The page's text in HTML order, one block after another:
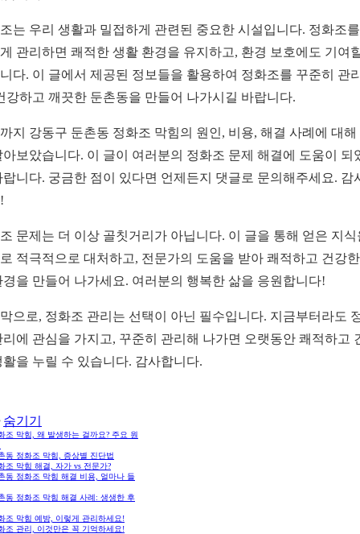
는 우리 생활과 밀접하게 관련된 중요한 시설입니다. 정화조
관리하면 쾌적한 생활 환경을 유지하고, 환경 보호에도 기여
다. 이 글에서 제공된 정보들을 활용하여 정화조를 꾸준히 관
강하고 깨끗한 둔촌동을 만들어 나가시길 바랍니다.
지 강동구 둔촌동 정화조 막힘의 원인, 비용, 해결 사례에 대해
아보았습니다. 이 글이 여러분의 정화조 문제 해결에 도움이 되
랍니다. 궁금한 점이 있다면 언제든지 댓글로 문의해주세요. 감
문제는 더 이상 골칫거리가 아닙니다. 이 글을 통해 얻은 지식
적극적으로 대처하고, 전문가의 도움을 받아 쾌적하고 건강
경을 만들어 나가세요. 여러분의 행복한 삶을 응원합니다!
으로, 정화조 관리는 선택이 아닌 필수입니다. 지금부터라도
리에 관심을 가지고, 꾸준히 관리해 나가면 오랫동안 쾌적하고
활을 누릴 수 있습니다. 감사합니다.
숨기기
조 막힘, 왜 발생하는 걸까요? 주요 원
동 정화조 막힘, 증상별 진단법
조 막힘 해결, 자가 vs 전문가?
동 정화조 막힘 해결 비용, 얼마나 들
동 정화조 막힘 해결 사례: 생생한 후
조 막힘 예방, 이렇게 관리하세요!
조 관리, 이것만은 꼭 기억하세요!